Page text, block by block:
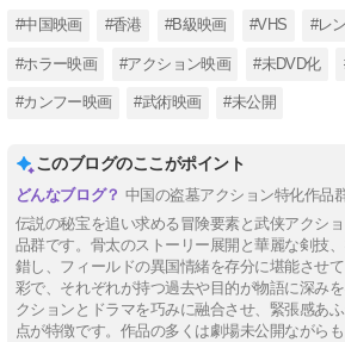
#中国映画 #香港 #B級映画 #VHS #レ
#ホラー映画 #アクション映画 #未DVD化
#カンフー映画 #武術映画 #未公開
このブログのここがポイント
中国の盗墓アクション特化作品
伝説の秘宝を追い求める冒険要素と武侠アクシ
品群です。骨太のストーリー展開と華麗な剣技
錯し、フィールドの異国情緒を存分に堪能させ
彩で、それぞれが持つ過去や目的が物語に深み
クションとドラマを巧みに融合させ、緊張感あ
点が特徴です。作品の多くは劇場未公開ながら